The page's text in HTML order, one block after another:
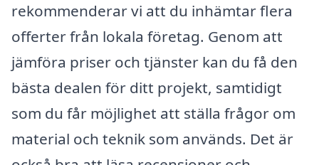
rekommenderar vi att du inhämtar flera
offerter från lokala företag. Genom att
jämföra priser och tjänster kan du få den
bästa dealen för ditt projekt, samtidigt
som du får möjlighet att ställa frågor om
material och teknik som används. Det är